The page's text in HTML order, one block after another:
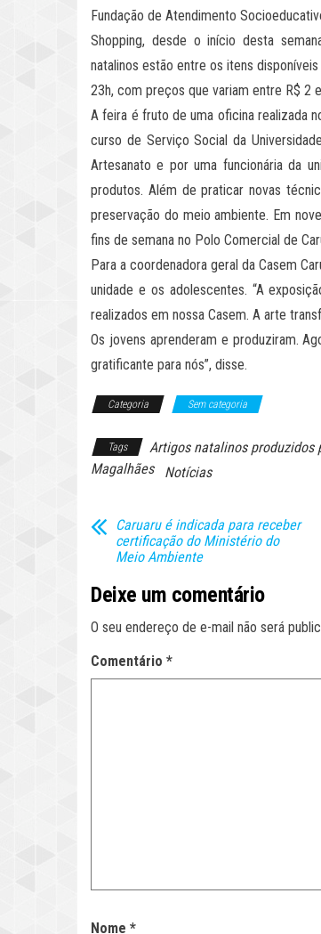
Fundação de Atendimento
Shopping, desde o início desta
natalinos estão entre os itens
23h, com preços que variam entre R$ 2
A feira é fruto de uma oficina realizada
curso de Serviço Social da
Artesanato e por uma funcionária da
produtos. Além de praticar novas
preservação do meio ambiente. Em
fins de semana no Polo Comercial de
Para a coordenadora geral da Casem
unidade e os adolescentes. “A
realizados em nossa Casem. A arte
Os jovens aprenderam e produziram.
gratificante para nós”, disse.
Categoria Sem categoria
Tags Artigos natalinos produzidos
Magalhães
Notícias
Caruaru é indicada para receber
certificação do Ministério do
Meio Ambiente
Deixe um comentário
O seu endereço de e-mail não será
Comentário *
Nome *